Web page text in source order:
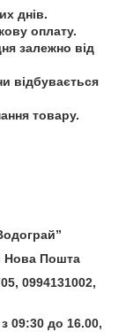
днів.
оплату.
залежно від
відбувається
товару.
Нова Пошта
0994131002,
09:30 до 16.00,